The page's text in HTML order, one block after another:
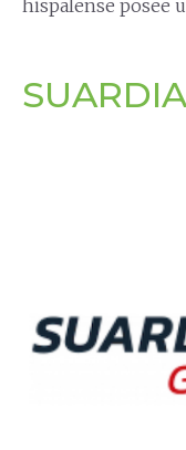
hispalense posee